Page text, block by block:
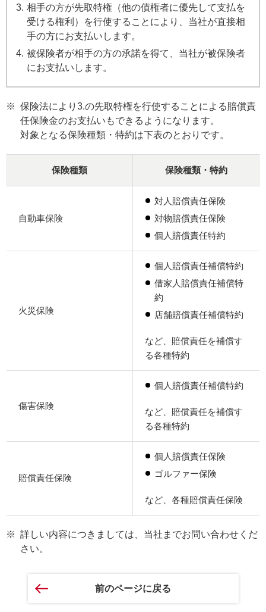
相手の方が先取特権（他の債権者に優先して支払を
受ける権利）を行使することにより、当社が直接相
手の方にお支払いします。
被保険者が相手の方の承諾を得て、当社が被保険者
にお支払いします。
※ 保険法により3.の先取特権を行使することによる賠償責
任保険金のお支払いもできるようになります。
対象となる保険種類・特約は下表のとおりです。
保険種類 保険種類・特約
自動車保険
対人賠償責任保険
対物賠償責任保険
個人賠償責任特約
火災保険
個人賠償責任補償特約
借家人賠償責任補償特
約
店舗賠償責任補償特約
など、賠償責任を補償す
る各種特約
傷害保険
個人賠償責任補償特約
など、賠償責任を補償す
る各種特約
賠償責任保険
個人賠償責任保険
ゴルファー保険
など、各種賠償責任保険
※ 詳しい内容につきましては、当社までお問い合わせくだ
さい。
前のページに戻る